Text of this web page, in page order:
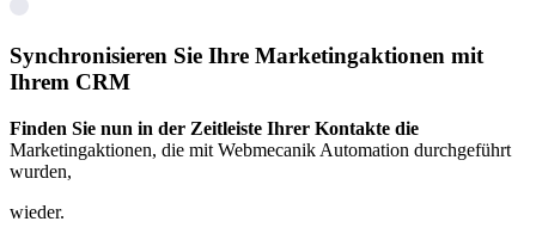
Synchronisieren Sie Ihre Marketingaktionen mit
Ihrem CRM
Finden Sie nun in der Zeitleiste Ihrer Kontakte die
Marketingaktionen, die mit Webmecanik Automation durchgeführt
wurden,
wieder.